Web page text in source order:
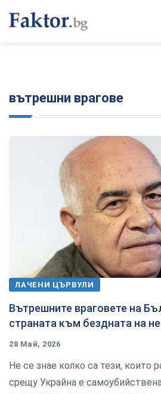
вътрешни врагове
ЛАЧЕНИ ЦЪРВУЛИ
Вътрешните враговете на
страната към бездната на
28 Май, 2026
Не се знае колко са тези, които
срещу Украйна е